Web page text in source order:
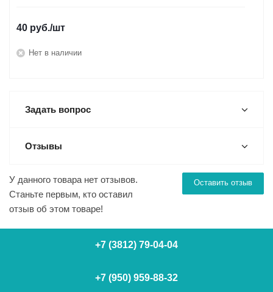
40 руб./шт
Нет в наличии
Задать вопрос
Отзывы
Оставить отзыв
У данного товара нет отзывов.
Станьте первым, кто оставил
отзыв об этом товаре!
+7 (3812) 79-04-04
+7 (950) 959-88-32